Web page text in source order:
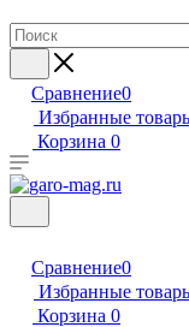
Сравнение0
Избранные
Корзина 0
Сравнение0
Избранные
Корзина 0